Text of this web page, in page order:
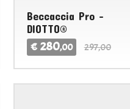
Beccaccia Pro -
DIOTTO®
€ 280,00 297,00
GRONELL